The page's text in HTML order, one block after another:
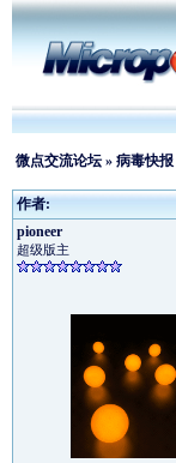
微点交流论坛 » 病毒快报
作者:
pioneer
超级版主